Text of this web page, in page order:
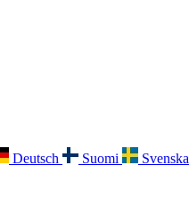
Deutsch Suomi Svenska